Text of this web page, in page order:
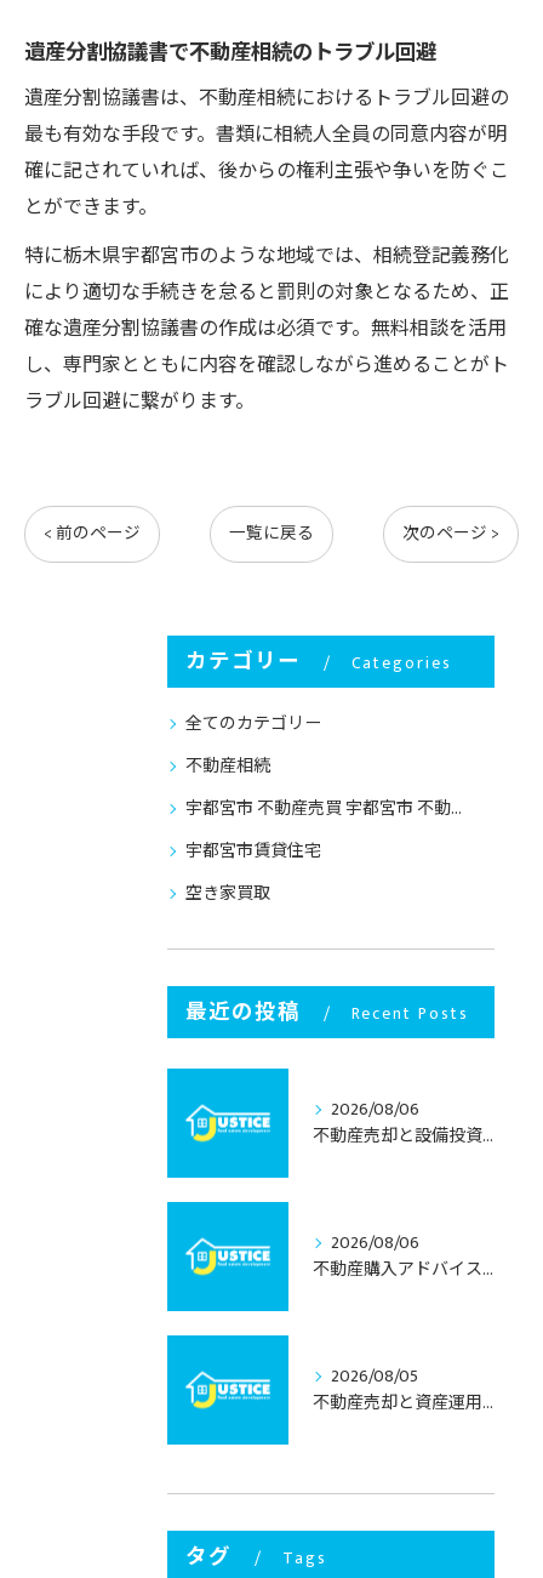
遺産分割協議書で不動産相続のトラブル回避
遺産分割協議書は、不動産相続におけるトラブル回避の
最も有効な手段です。書類に相続人全員の同意内容が明
確に記されていれば、後からの権利主張や争いを防ぐこ
とができます。
特に栃木県宇都宮市のような地域では、相続登記義務化
により適切な手続きを怠ると罰則の対象となるため、正
確な遺産分割協議書の作成は必須です。無料相談を活用
し、専門家とともに内容を確認しながら進めることがト
ラブル回避に繋がります。
< 前のページ 一覧に戻る 次のページ >
カテゴリー Categories
全てのカテゴリー
不動産相続
宇都宮市 不動産売買 宇都宮市 不動産売却
宇都宮市賃貸住宅
空き家買取
最近の投稿 Recent Posts
2026/08/06
不動産売却と設備投資で考える栃木県宇都宮市の資産価値と将来性
2026/08/06
不動産購入アドバイスで学ぶ栃木県宇都宮市の中古住宅選びと失敗しない進め方
2026/08/05
不動産売却と資産運用を両立する栃木県宇都宮市の納得売却術
タグ Tags